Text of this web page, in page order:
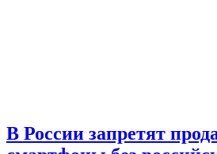
В России запретят